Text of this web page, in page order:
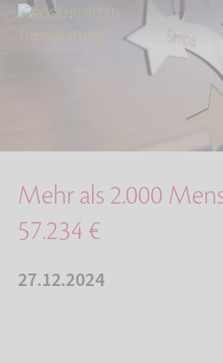
Aktuelles
Mehr als 2.000 Menschen spenden 57.234
Mehr als 2.000
57.234 €
27.12.2024